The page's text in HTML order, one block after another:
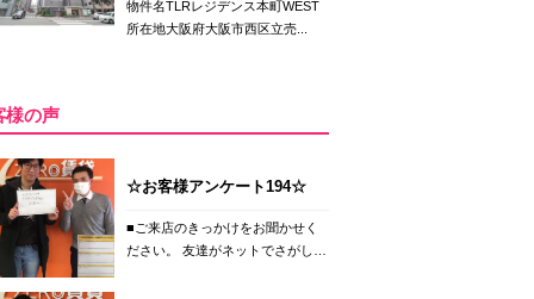
物件名TLRレジデンス本町WEST
所在地大阪府大阪市西区立売...
様の声
☆お客様アンケート194☆
■ご来店のきっかけをお聞かせく
ださい。 友達がネットでさがし